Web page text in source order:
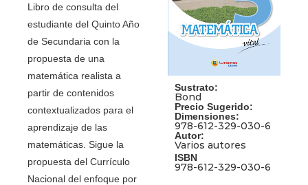
Libro de consulta del
estudiante del Quinto Año
de Secundaria con la
propuesta de una
matemática realista a
partir de contenidos
contextualizados para el
aprendizaje de las
matemáticas. Sigue la
propuesta del Currículo
Nacional del enfoque por
Sustrato:
Bond
Precio Sugerido:
Dimensiones:
978-612-329-030-6
Autor:
Varios autores
ISBN
978-612-329-030-6